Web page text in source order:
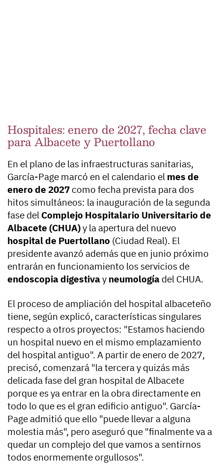
Hospitales: enero de 2027, fecha clave
para Albacete y Puertollano
En el plano de las infraestructuras sanitarias,
García-Page marcó en el calendario el mes de
enero de 2027 como fecha prevista para dos
hitos simultáneos: la inauguración de la segunda
fase del Complejo Hospitalario Universitario de
Albacete (CHUA)y la apertura del nuevo
hospital de Puertollano (Ciudad Real). El
presidente avanzó además que en junio próximo
entrarán en funcionamiento los servicios de
endoscopia digestivay neumología del CHUA.
El proceso de ampliación del hospital albaceteño
tiene, según explicó, características singulares
respecto a otros proyectos: "Estamos haciendo
un hospital nuevo en el mismo emplazamiento
del hospital antiguo". A partir de enero de 2027,
precisó, comenzará "la tercera y quizás más
delicada fase del gran hospital de Albacete
porque es ya entrar en la obra directamente en
todo lo que es el gran edificio antiguo". García-
Page admitió que ello "puede llevar a alguna
molestia más", pero aseguró que "finalmente va a
quedar un complejo del que vamos a sentirnos
todos enormemente orgullosos".